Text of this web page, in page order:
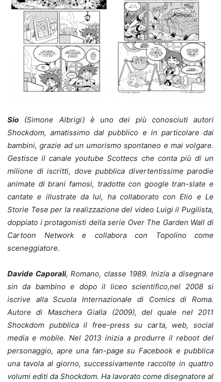
Sio (Simone Albrigi) è uno dei più conosciuti autori
Shockdom, amatissimo dal pubblico e in particolare dai
bambini, grazie ad un umorismo spontaneo e mai volgare.
Gestisce il canale youtube Scottecs che conta più di un
milione di iscritti, dove pubblica divertentissime parodie
animate di brani famosi, tradotte con google tran-slate e
cantate e illustrate da lui, ha collaborato con Elio e Le
Storie Tese per la realizzazione del video Luigi il Pugilista,
doppiato i protagonisti della serie Over The Garden Wall di
Cartoon Network e collabora con Topolino come
sceneggiatore.
Davide Caporali, Romano, classe 1989. Inizia a disegnare
sin da bambino e dopo il liceo scientifico,nel 2008 si
iscrive alla Scuola Internazionale di Comics di Roma.
Autore di Maschera Gialla (2009), del quale nel 2011
Shockdom pubblica il free-press su carta, web, social
media e mobile. Nel 2013 inizia a produrre il reboot del
personaggio, apre una fan-page su Facebook e pubblica
una tavola al giorno, successivamente raccolte in quattro
volumi editi da Shockdom. Ha lavorato come disegnatore al